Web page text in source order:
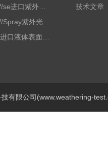
QUV/se进口紫外老化试验箱Q-lab
QUV/Spray紫外光加速老化试验箱
t100进口液体表面张力测试仪
技术文章
有限公司(www.weathering-